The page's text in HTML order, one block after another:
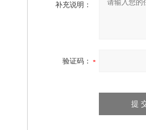
补充说明：
验证码：